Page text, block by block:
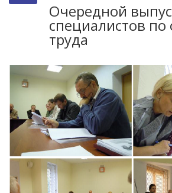
Очередной
специалистов по
труда